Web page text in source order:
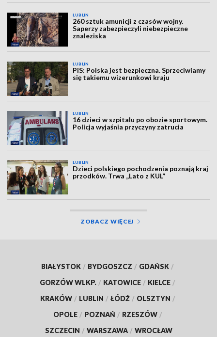
LUBLIN
260 sztuk amunicji z czasów wojny.
Saperzy zabezpieczyli niebezpieczne
znaleziska
LUBLIN
PiS: Polska jest bezpieczna. Sprzeciwiamy
się takiemu wizerunkowi kraju
LUBLIN
16 dzieci w szpitalu po obozie sportowym.
Policja wyjaśnia przyczyny zatrucia
LUBLIN
Dzieci polskiego pochodzenia poznają kraj
przodków. Trwa „Lato z KUL”
ZOBACZ WIĘCEJ
BIAŁYSTOK / BYDGOSZCZ / GDAŃSK /
GORZÓW WLKP. / KATOWICE / KIELCE /
KRAKÓW / LUBLIN / ŁÓDŹ / OLSZTYN /
OPOLE / POZNAŃ / RZESZÓW /
SZCZECIN / WARSZAWA / WROCŁAW